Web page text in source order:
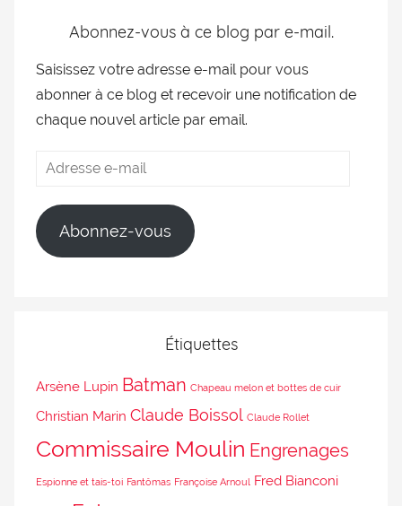
Abonnez-vous à ce blog par e-mail.
Saisissez votre adresse e-mail pour vous
abonner à ce blog et recevoir une notification de
chaque nouvel article par email.
Abonnez-vous
Étiquettes
Arsène Lupin Batman Chapeau melon et bottes de cuir
Christian Marin Claude Boissol Claude Rollet
Commissaire Moulin Engrenages
Espionne et tais-toi Fantômas Françoise Arnoul Fred Bianconi